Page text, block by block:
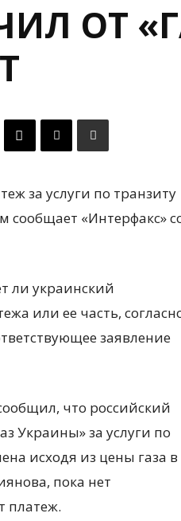
ОТ
за услуги по транзиту
сообщает «Интерфакс»
ли украинский
или ее часть,
заявление
что российский
Украины» за услуги по
исходя из цены газа в
пока нет
платеж.